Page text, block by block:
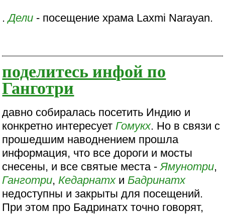
.Дели - посещение храма Laxmi Narayan.
поделитесь инфой по
Ганготри
давно собиралась посетить Индию и
конкретно интересуетГомукх. Но в связи с
прошедшим наводнением прошла
информация, что все дороги и мосты
снесены, и все святые места -Ямунотри,
Ганготри,КедарнатхиБадринатх
недоступны и закрыты для посещений.
При этом про Бадринатх точно говорят,